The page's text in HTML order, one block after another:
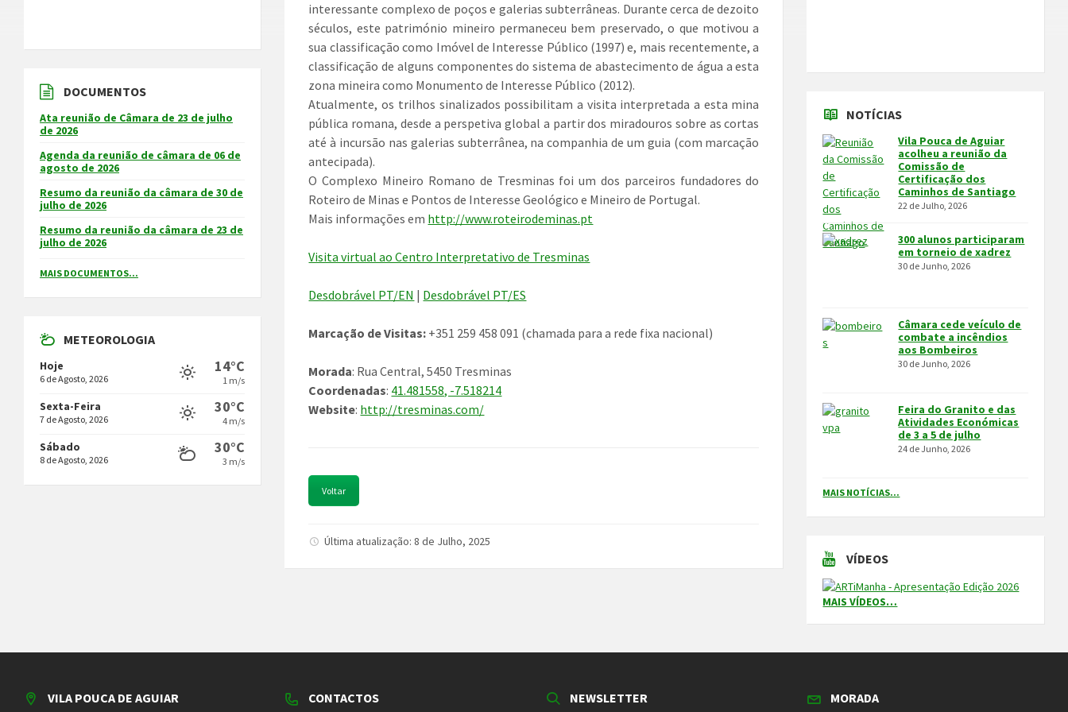
interessante complexo de poços e galerias subterrâneas. Durante cerca de dezoito
séculos, este património mineiro permaneceu bem preservado, o que motivou a
sua classificação como Imóvel de Interesse Público (1997) e, mais recentemente, a
classificação de alguns componentes do sistema de abastecimento de água a esta
zona mineira como Monumento de Interesse Público (2012).
Atualmente, os trilhos sinalizados possibilitam a visita interpretada a esta mina
pública romana, desde a perspetiva global a partir dos miradouros sobre as cortas
até à incursão nas galerias subterrânea, na companhia de um guia (com marcação
antecipada).
O Complexo Mineiro Romano de Tresminas foi um dos parceiros fundadores do
Roteiro de Minas e Pontos de Interesse Geológico e Mineiro de Portugal.
Mais informações em http://www.roteirodeminas.pt
Visita virtual ao Centro Interpretativo de Tresminas
Desdobrável PT/EN | Desdobrável PT/ES
Marcação de Visitas: +351 259 458 091 (chamada para a rede fixa nacional)
Morada: Rua Central, 5450 Tresminas
Coordenadas: 41.481558, -7.518214
Website: http://tresminas.com/
Voltar
Última atualização: 8 de Julho, 2025
DOCUMENTOS
Ata reunião de Câmara de 23 de julho
de 2026
Agenda da reunião de câmara de 06 de
agosto de 2026
Resumo da reunião da câmara de 30 de
julho de 2026
Resumo da reunião da câmara de 23 de
julho de 2026
MAIS DOCUMENTOS...
METEOROLOGIA
Hoje
6 de Agosto, 2026
14°C
1 m/s
Sexta-Feira
7 de Agosto, 2026
30°C
4 m/s
Sábado
8 de Agosto, 2026
30°C
3 m/s
NOTÍCIAS
Vila Pouca de Aguiar
acolheu a reunião da
Comissão de
Certificação dos
Caminhos de Santiago
22 de Julho, 2026
300 alunos participaram
em torneio de xadrez
30 de Junho, 2026
Câmara cede veículo de
combate a incêndios
aos Bombeiros
30 de Junho, 2026
Feira do Granito e das
Atividades Económicas
de 3 a 5 de julho
24 de Junho, 2026
MAIS NOTÍCIAS...
VÍDEOS
MAIS VÍDEOS…
VILA POUCA DE AGUIAR CONTACTOS NEWSLETTER MORADA